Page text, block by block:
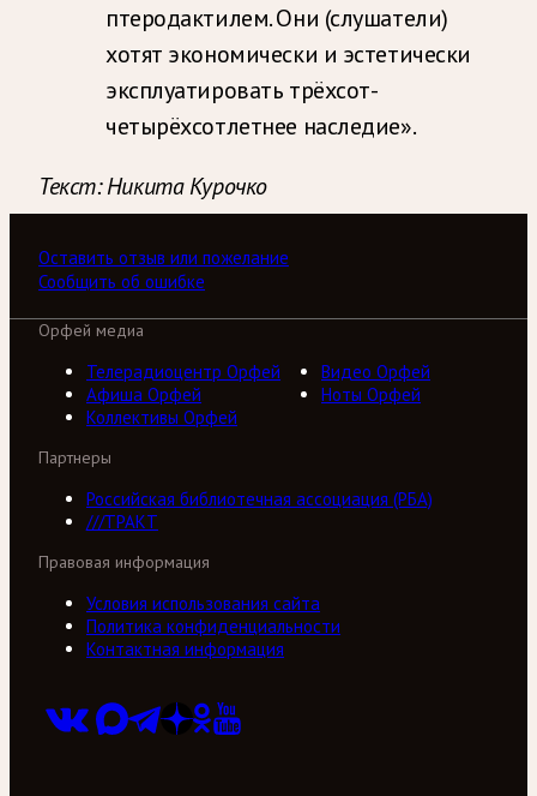
птеродактилем. Они (слушатели)
хотят экономически и эстетически
эксплуатировать трёхсот-
четырёхсотлетнее наследие».
Текст: Никита Курочко
Оставить отзыв или пожелание
Сообщить об ошибке
Орфей медиа
Телерадиоцентр Орфей
Видео Орфей
Афиша Орфей
Ноты Орфей
Коллективы Орфей
Партнеры
Российская библиотечная ассоциация (РБА)
///ТРАКТ
Правовая информация
Условия использования сайта
Политика конфиденциальности
Контактная информация